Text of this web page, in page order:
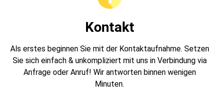
Kontakt
Als erstes beginnen Sie mit der Kontaktaufnahme. Setzen
Sie sich einfach & unkompliziert mit uns in Verbindung via
Anfrage oder Anruf! Wir antworten binnen wenigen
Minuten.